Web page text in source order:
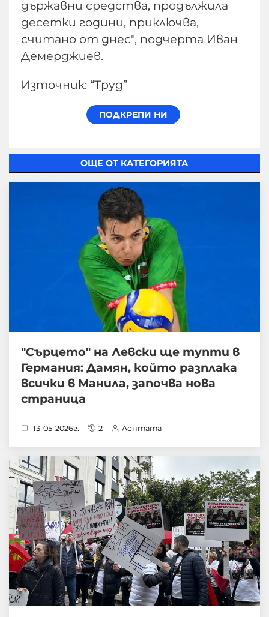
държавни средства, продължила
десетки години, приключва,
считано от днес", подчерта Иван
Демерджиев.
Източник: “Труд”
ОЩЕ ОТ КАТЕГОРИЯТА
"Сърцето" на Левски ще тупти в
Германия: Дамян, който разплака
всички в Манила, започва нова
страница
13-05-2026г. 2 Лентата